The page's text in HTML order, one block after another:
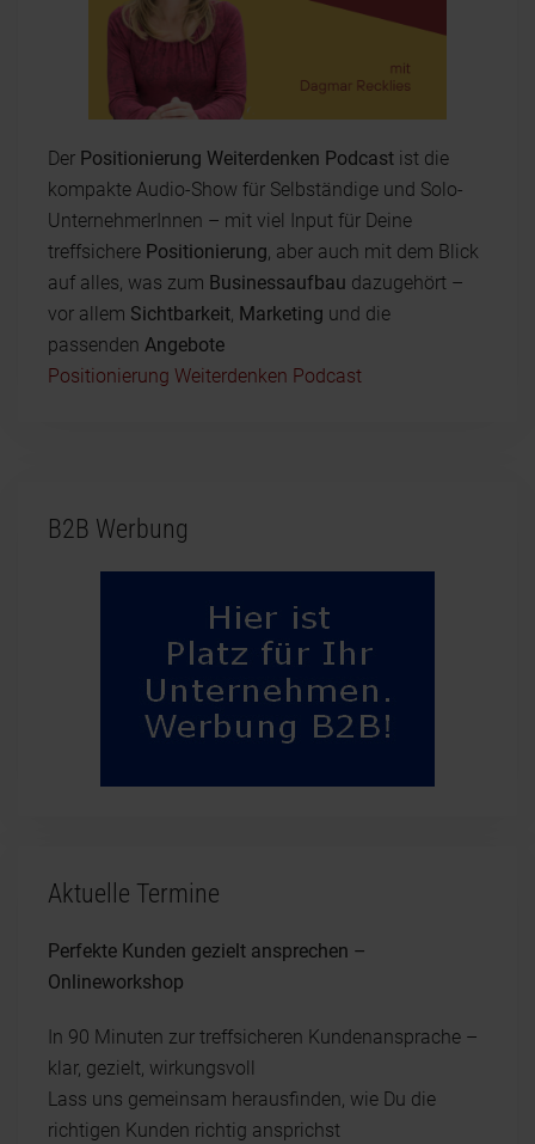
Der Positionierung Weiterdenken Podcast ist die
kompakte Audio-Show für Selbständige und Solo-
UnternehmerInnen – mit viel Input für Deine
treffsichere Positionierung, aber auch mit dem Blick
auf alles, was zum Businessaufbau dazugehört –
vor allem Sichtbarkeit, Marketing und die
passenden Angebote
Positionierung Weiterdenken Podcast
B2B Werbung
Aktuelle Termine
Perfekte Kunden gezielt ansprechen –
Onlineworkshop
In 90 Minuten zur treffsicheren Kundenansprache –
klar, gezielt, wirkungsvoll
Lass uns gemeinsam herausfinden, wie Du die
richtigen Kunden richtig ansprichst